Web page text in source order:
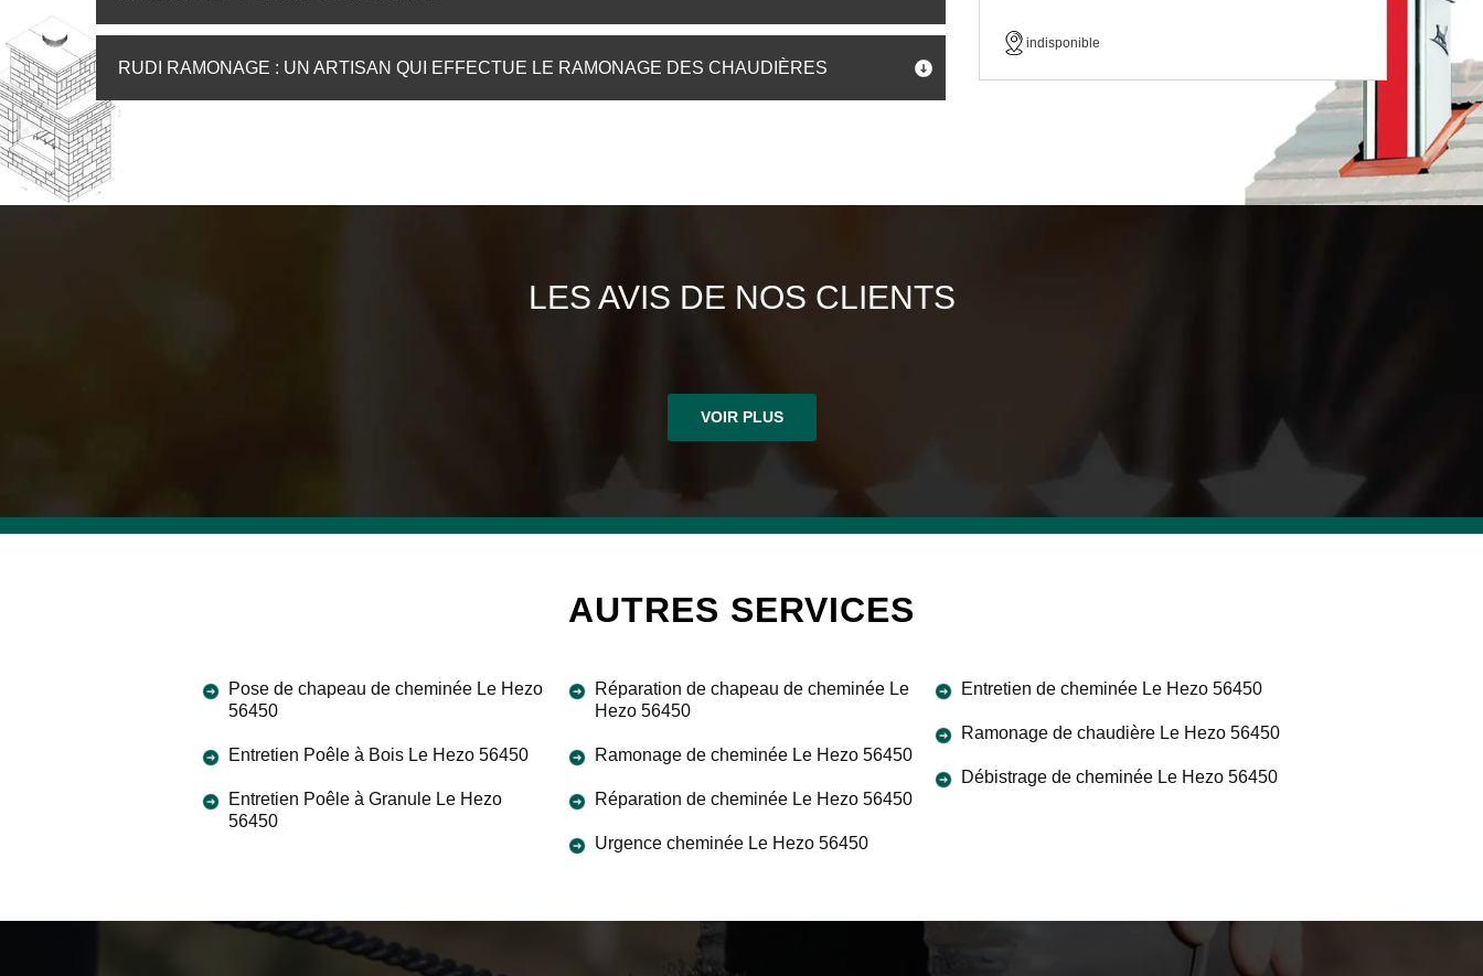
RUDI RAMONAGE : UN ARTISAN QUI EFFECTUE LE RAMONAGE DES CHAUDIÈRES
indisponible
LES AVIS DE NOS CLIENTS
VOIR PLUS
AUTRES SERVICES
Pose de chapeau de cheminée Le Hezo
56450
Entretien Poêle à Bois Le Hezo 56450
Entretien Poêle à Granule Le Hezo
56450
Réparation de chapeau de cheminée Le
Hezo 56450
Ramonage de cheminée Le Hezo 56450
Réparation de cheminée Le Hezo 56450
Urgence cheminée Le Hezo 56450
Entretien de cheminée Le Hezo 56450
Ramonage de chaudière Le Hezo 56450
Débistrage de cheminée Le Hezo 56450